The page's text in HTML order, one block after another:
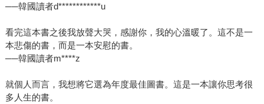
──韓國讀者d************u
看完這本書之後我放聲大哭，感謝你，我的心溫暖了。這不是一
本悲傷的書，而是一本安慰的書。
──韓國讀者m****z
就個人而言，我想將它選為年度最佳圖書。這是一本讓你思考很
多人生的書。